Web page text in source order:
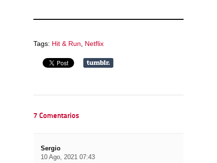
Tags: Hit & Run Netflix
7 Comentarios
Sergio
10 Ago, 2021 07:43